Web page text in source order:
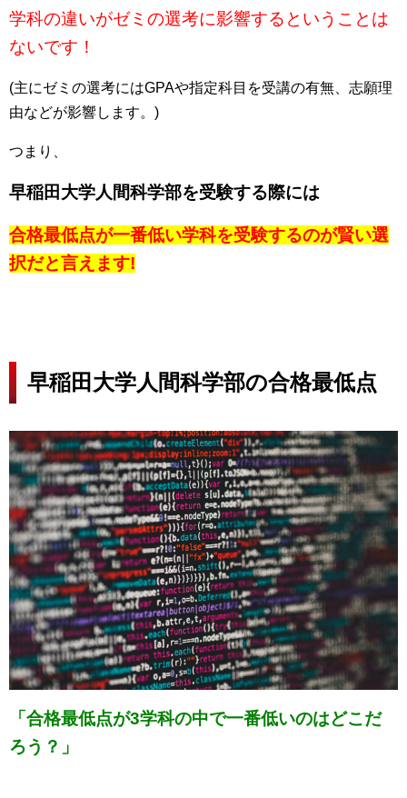
学科の違いがゼミの選考に影響するということは
ないです！
(主にゼミの選考にはGPAや指定科目を受講の有無、志願理
由などが影響します。)
つまり、
早稲田大学人間科学部を受験する際には
合格最低点が一番低い学科を受験するのが賢い選
択だと言えます!
早稲田大学人間科学部の合格最低点
「合格最低点が3学科の中で一番低いのはどこだ
ろう？」